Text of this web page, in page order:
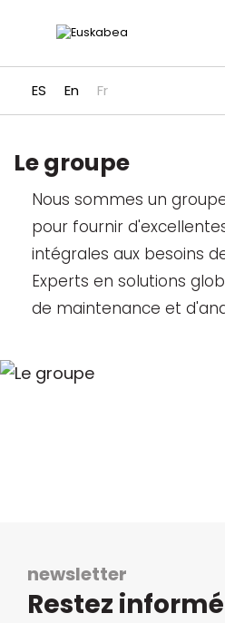
Accéder directement au
ES En Fr
Le groupe
Nous sommes un
pour fournir
intégrales aux besoins
Experts en solutions
de maintenance et
newsletter
Restez informé